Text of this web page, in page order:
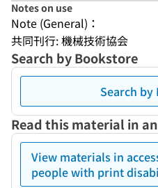
Notes on use
Note (General)：
共同刊行: 機械技術協会
Search by Bookstore
Search
Read this material in
View materials in
people with print